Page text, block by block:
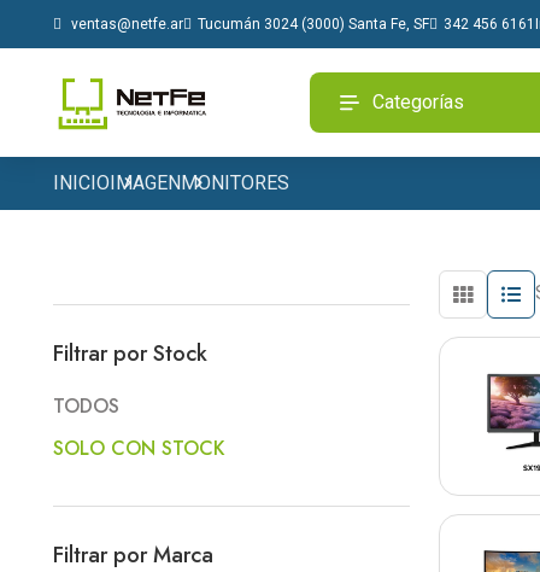
ventas@netfe.ar Tucumán 3024 (3000) Santa Fe, SF 342 456 6161
Categorías
INICIOIMAGENMONITORES
Filtrar por Stock
TODOS
SOLO CON STOCK
Filtrar por Marca